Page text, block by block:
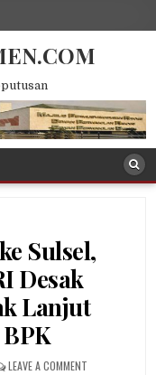
Sulsel,
Desak
Lanjut
LEAVE A COMMENTON